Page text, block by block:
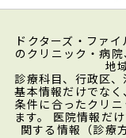
ドクターズ・ファ
のクリニック・病
地
診療科目、行政区
基本情報だけでな
条件に合ったクリ
ます。 医院情報だ
関する情報（診療